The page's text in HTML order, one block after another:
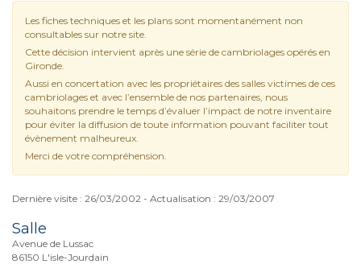
Les fiches techniques et les plans sont momentanément non
consultables sur notre site.
Cette décision intervient après une série de cambriolages opérés en
Gironde.
Aussi en concertation avec les propriétaires des salles victimes de ces
cambriolages et avec l’ensemble de nos partenaires, nous
souhaitons prendre le temps d’évaluer l’impact de notre inventaire
pour éviter la diffusion de toute information pouvant faciliter tout
évènement malheureux.
Merci de votre compréhension.
Dernière visite : 26/03/2002 - Actualisation : 29/03/2007
Salle
Avenue de Lussac
86150 L'isle-Jourdain